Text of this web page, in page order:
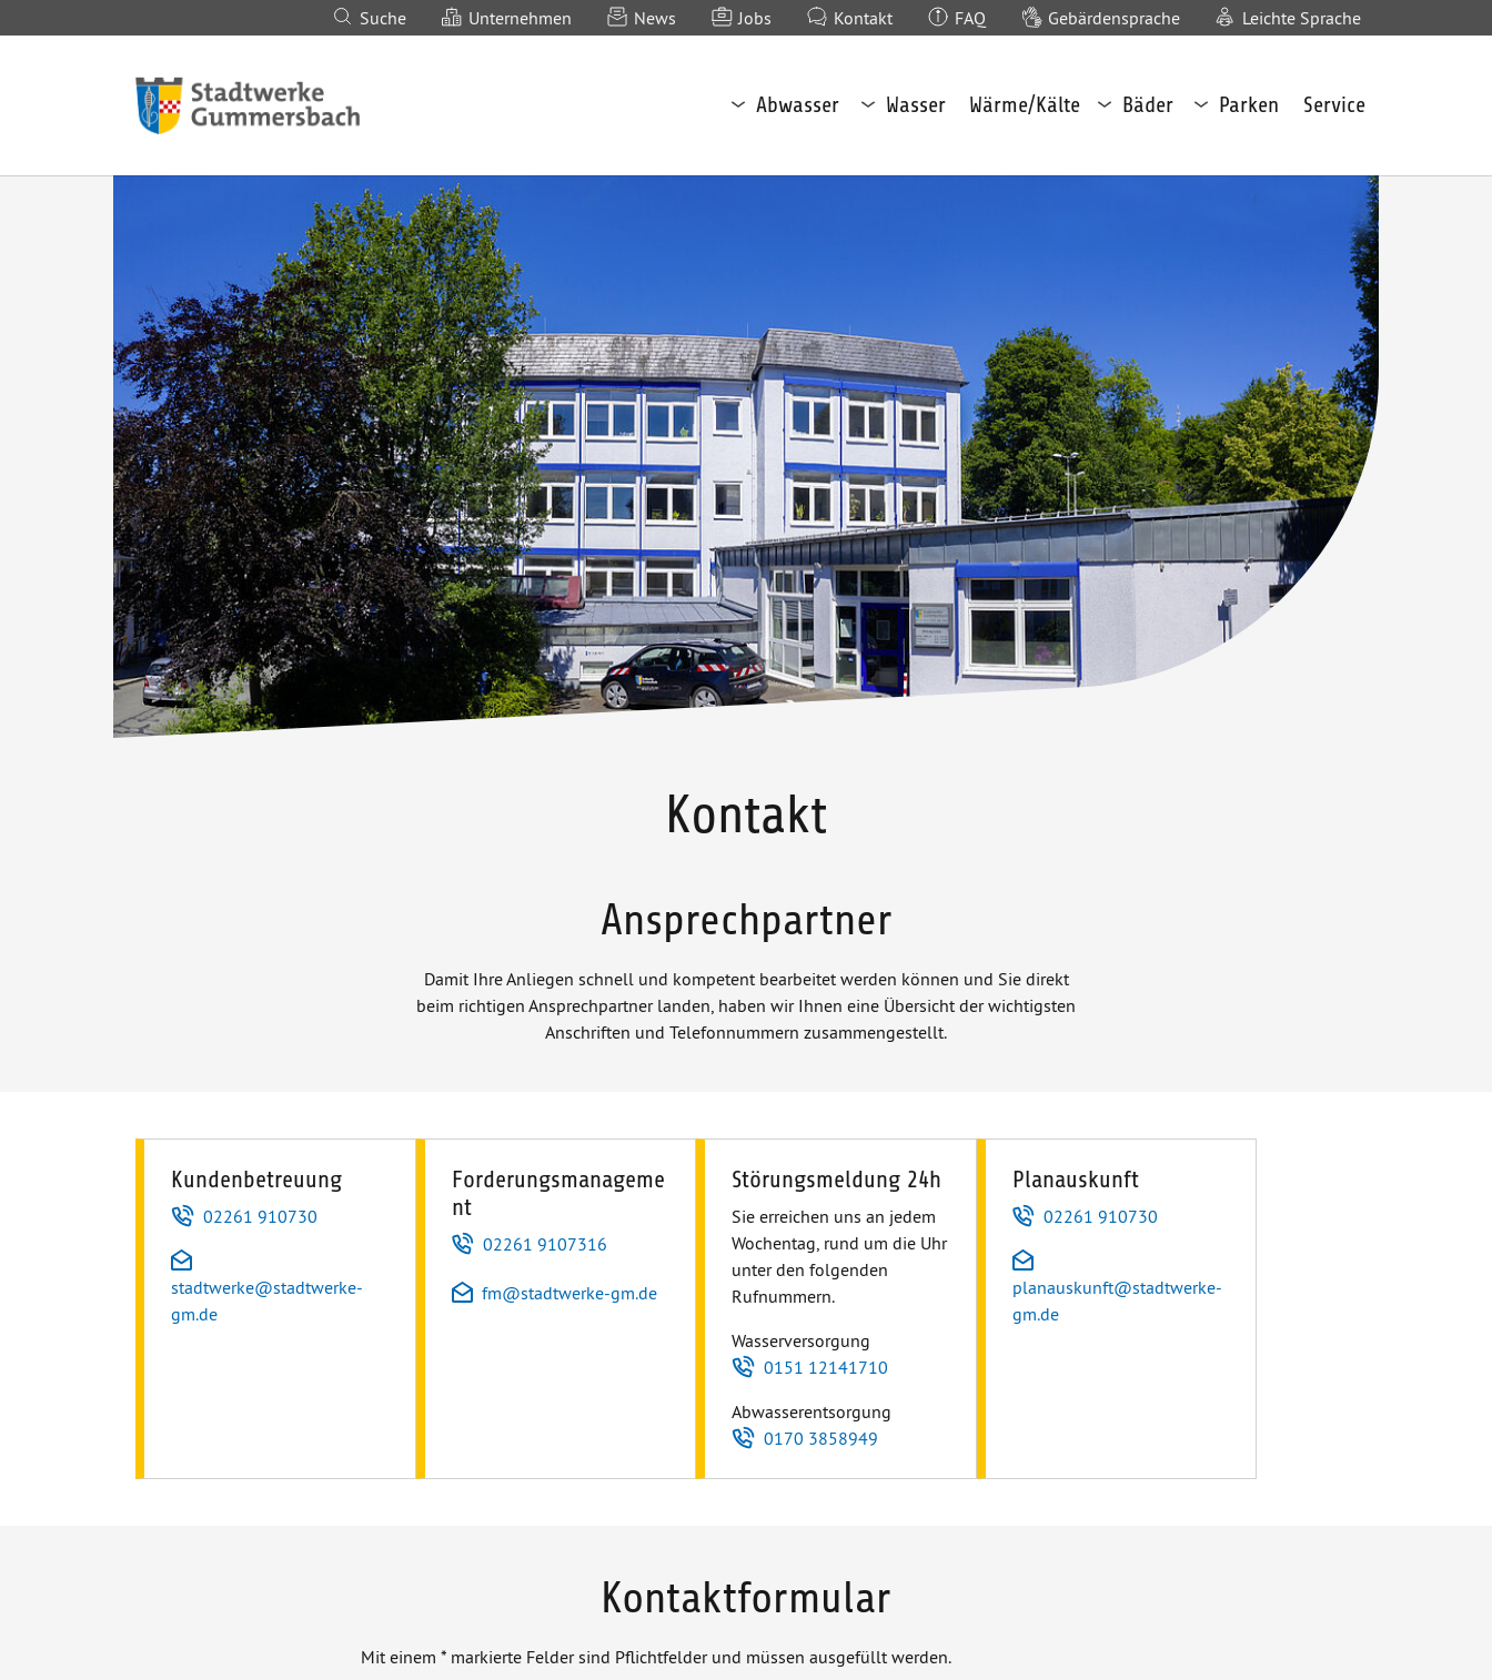
Suche Unternehmen News Jobs Kontakt(current) FAQ Gebärdensprache
Leichte Sprache
Untermenü
Abwasser
Untermenü
Wasser Wärme/Kälte
Untermenü
Bäder
Untermenü
Parken Service
Kontakt
Ansprechpartner
Damit Ihre Anliegen schnell und kompetent bearbeitet werden können und Sie direkt
beim richtigen Ansprechpartner landen, haben wir Ihnen eine Übersicht der wichtigsten
Anschriften und Telefonnummern zusammengestellt.
Kundenbetreuung
Telefon
02261 910730
stadtwerke@stadtwerke-
gm.de
Forderungsmanageme
nt
Telefon
02261 9107316
E-Mail
fm@stadtwerke-gm.de
Störungsmeldung 24h
Sie erreichen uns an jedem
Wochentag, rund um die Uhr
unter den folgenden
Rufnummern.
Wasserversorgung
Telefon
0151 12141710
Abwasserentsorgung
Telefon
0170 3858949
Planauskunft
Telefon
02261 910730
planauskunft@stadtwerke-
gm.de
Kontaktformular
Mit einem * markierte Felder sind Pflichtfelder und müssen ausgefüllt werden.